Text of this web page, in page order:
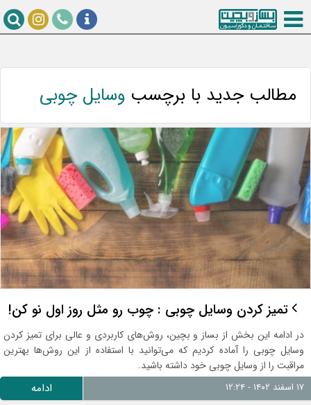
مطالب جدید با برچسب وسایل چوبی
تمیز کردن وسایل چوبی : چوب رو مثل روز اول نو کن!
در ادامه این بخش از بساز و بچین، روش‌های کاربردی و عالی برای تمیز کردن
وسایل چوبی را آماده کردیم که می‌توانید با استفاده از این روش‌ها بهترین
مراقبت را از وسایل چوبی خود داشته باشید.
۱۷ اسفند ۱۴۰۲ - ۱۲:۲۴ ادامه